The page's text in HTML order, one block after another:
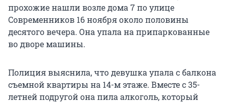
прохожие нашли возле дома 7 по улице
Современников 16 ноября около половины
десятого вечера. Она упала на припаркованные
во дворе машины.
Полиция выяснила, что девушка упала с балкона
съемной квартиры на 14-м этаже. Вместе с 35-
летней подругой она пила алкоголь, который